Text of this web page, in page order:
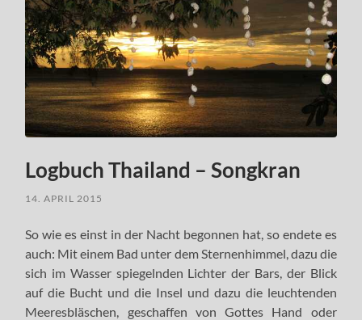
Logbuch Thailand – Songkran
14. APRIL 2015
So wie es einst in der Nacht begonnen hat, so endete es
auch: Mit einem Bad unter dem Sternenhimmel, dazu die
sich im Wasser spiegelnden Lichter der Bars, der Blick
auf die Bucht und die Insel und dazu die leuchtenden
Meeresbläschen, geschaffen von Gottes Hand oder